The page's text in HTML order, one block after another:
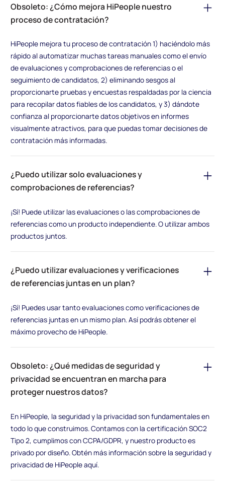
Obsoleto: ¿Cómo mejora HiPeople nuestro
proceso de contratación?
HiPeople mejora tu proceso de contratación 1) haciéndolo más
rápido al automatizar muchas tareas manuales como el envío
de evaluaciones y comprobaciones de referencias o el
seguimiento de candidatos, 2) eliminando sesgos al
proporcionarte pruebas y encuestas respaldadas por la ciencia
para recopilar datos fiables de los candidatos, y 3) dándote
confianza al proporcionarte datos objetivos en informes
visualmente atractivos, para que puedas tomar decisiones de
contratación más informadas.
¿Puedo utilizar solo evaluaciones y
comprobaciones de referencias?
¡Sí! Puede utilizar las evaluaciones o las comprobaciones de
referencias como un producto independiente. O utilizar ambos
productos juntos.
¿Puedo utilizar evaluaciones y verificaciones
de referencias juntas en un plan?
¡Sí! Puedes usar tanto evaluaciones como verificaciones de
referencias juntas en un mismo plan. Así podrás obtener el
máximo provecho de HiPeople.
Obsoleto: ¿Qué medidas de seguridad y
privacidad se encuentran en marcha para
proteger nuestros datos?
En HiPeople, la seguridad y la privacidad son fundamentales en
todo lo que construimos. Contamos con la certificación SOC2
Tipo 2, cumplimos con CCPA/GDPR, y nuestro producto es
privado por diseño. Obtén más información sobre la seguridad y
privacidad de HiPeople aquí.